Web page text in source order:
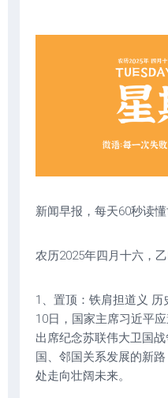
新闻早报，每天60秒读
农历2025年四月十六，
1、置顶：铁肩担道义 历
10日，国家主席习近平
出席纪念苏联伟大卫国
国、邻国关系发展的新
处走向壮阔未来。